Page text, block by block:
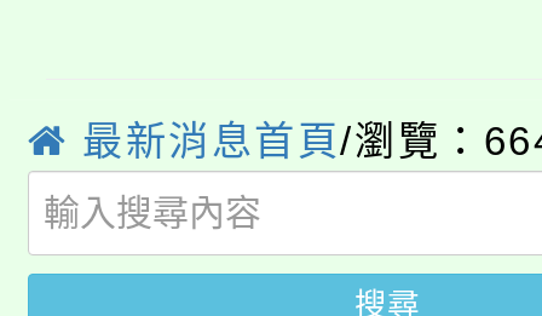
局官網。
8月14至27日，桃園電
開!
115年桃園市運動會8/
田徑場及游泳池舉行。
桃園市低收入戶享有免
最新消息首頁/瀏覽：
搜尋